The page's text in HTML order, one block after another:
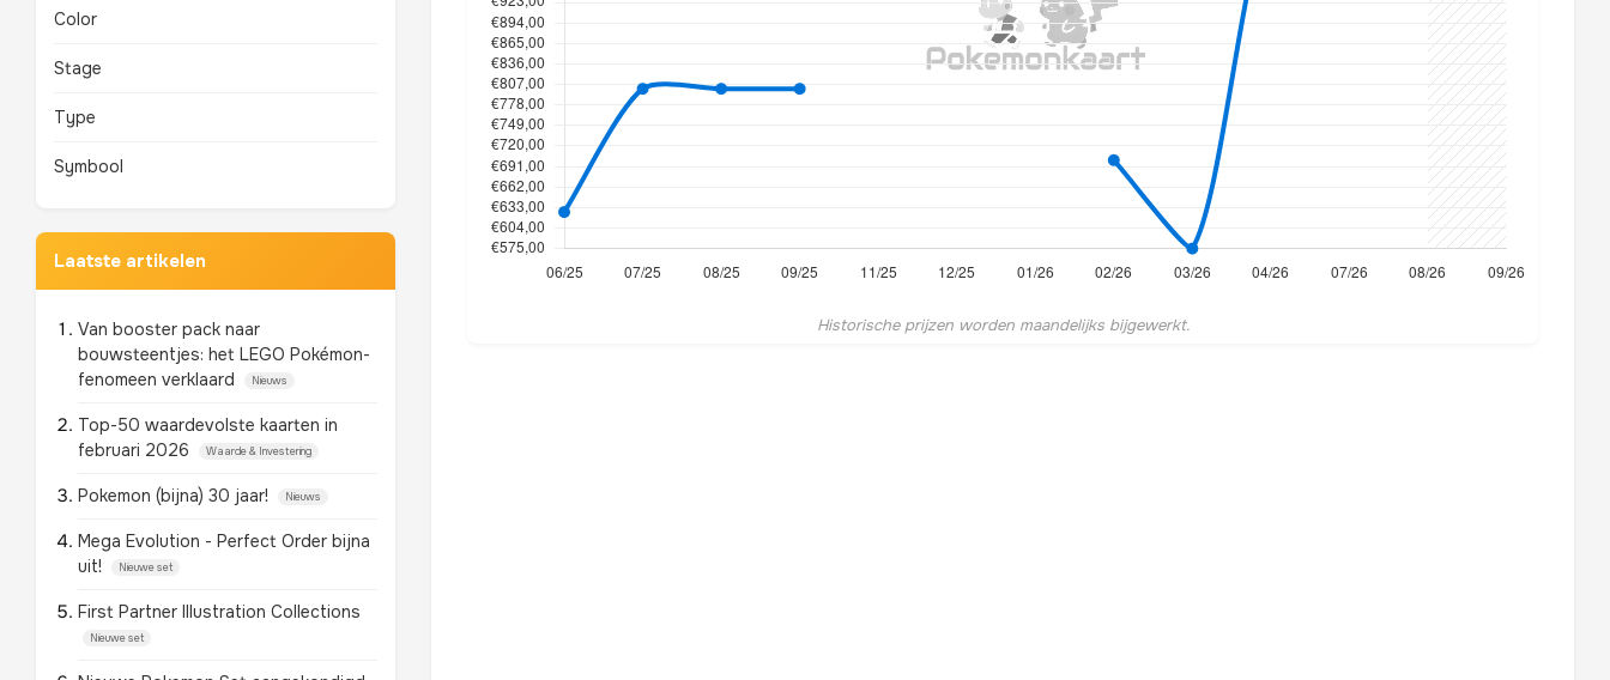
Color
Stage
Type
Symbool
Laatste artikelen
Van booster pack naar
bouwsteentjes: het LEGO Pokémon-
fenomeen verklaard
Nieuws
Top-50 waardevolste kaarten in
februari 2026
Waarde & Investering
Pokemon (bijna) 30 jaar! Nieuws
Mega Evolution - Perfect Order bijna
uit!
Nieuwe set
First Partner Illustration Collections
Nieuwe set
Historische prijzen worden maandelijks bijgewerkt.